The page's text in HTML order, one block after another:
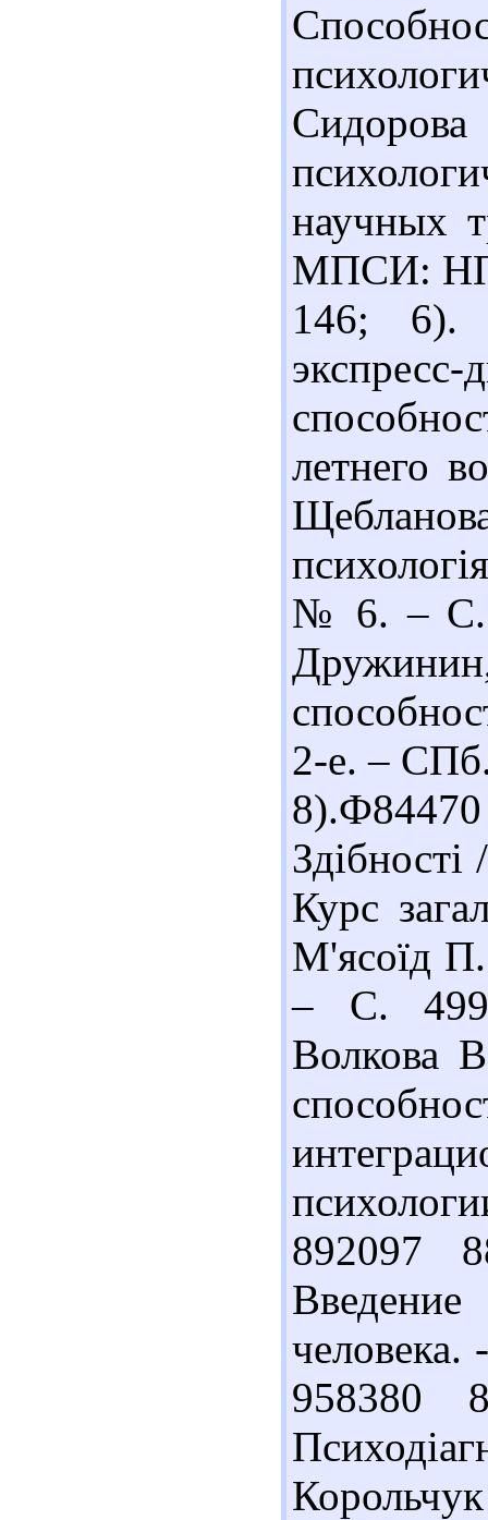
научных
МПСИ:
146; 6).
летнего
№ 6. – С.
2-е. –
Курс
М'ясоїд
– С.
Волкова
892097
958380